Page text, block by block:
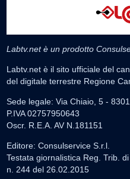
Labtv.net è un prodotto
Labtv.net è il sito ufficiale del
del digitale terrestre Regione
Sede legale: Via Chiaio, 5 -
P.IVA 02757950643
Oscr. R.E.A. AV N.181151
Editore: Consulservice S.r.l.
Testata giornalistica Reg. Trib.
n. 244 del 26.02.2015